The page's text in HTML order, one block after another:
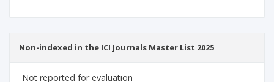
Non-indexed in the ICI Journals Master List 2025
Not reported for evaluation